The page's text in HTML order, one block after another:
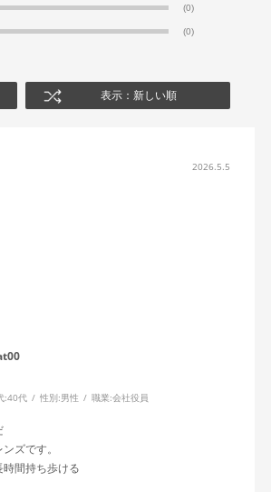
(0)
(0)
表示：新しい順
2026.5.5
:40代 性別:男性 職業:会社役員
ズです。
間持ち歩ける